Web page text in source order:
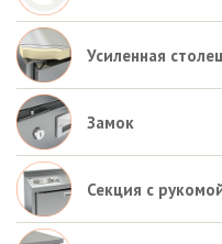
Усиленная
Замок
Секция с